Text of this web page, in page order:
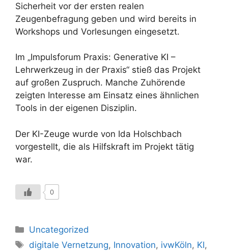
Sicherheit vor der ersten realen
Zeugenbefragung geben und wird bereits in
Workshops und Vorlesungen eingesetzt.
Im „Impulsforum Praxis: Generative KI –
Lehrwerkzeug in der Praxis“ stieß das Projekt
auf großen Zuspruch. Manche Zuhörende
zeigten Interesse am Einsatz eines ähnlichen
Tools in der eigenen Disziplin.
Der KI-Zeuge wurde von Ida Holschbach
vorgestellt, die als Hilfskraft im Projekt tätig
war.
0
Kategorien
Uncategorized
Schlagwörter
digitale Vernetzung, Innovation, ivwKöln, KI,